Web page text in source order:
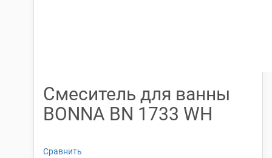
Смеситель для ванны
BONNA BN 1733 WH
Сравнить